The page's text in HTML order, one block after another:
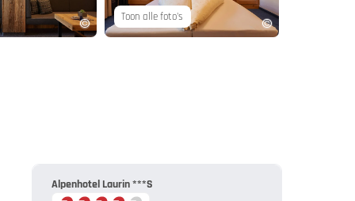
Toon alle foto's
Alpenhotel Laurin ***S